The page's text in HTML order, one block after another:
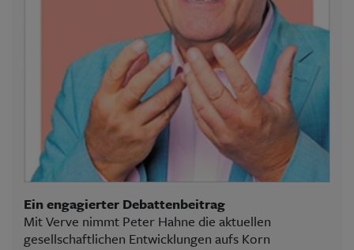
Ein engagierter Debattenbeitrag
Mit Verve nimmt Peter Hahne die aktuellen
gesellschaftlichen Entwicklungen aufs Korn